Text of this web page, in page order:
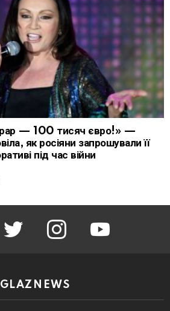
— 100 тисяч євро!» —
як росіяни запрошували її
під час війни
twitter instagram youtube
GLAZNEWS